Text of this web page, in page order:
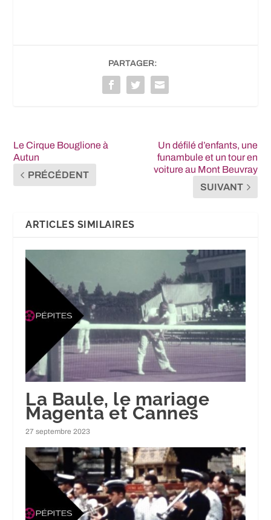
PARTAGER:
Le Cirque Bouglione à
Autun
PRÉCÉDENT
Un défilé d’enfants, une
funambule et un tour en
voiture au Mont Beuvray
SUIVANT
ARTICLES SIMILAIRES
La Baule, le mariage
Magenta et Cannes
27 septembre 2023